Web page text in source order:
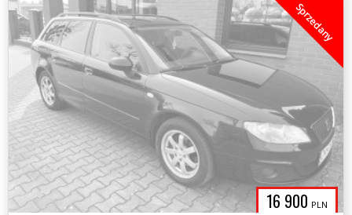
16 900 PLN
Sprzedany